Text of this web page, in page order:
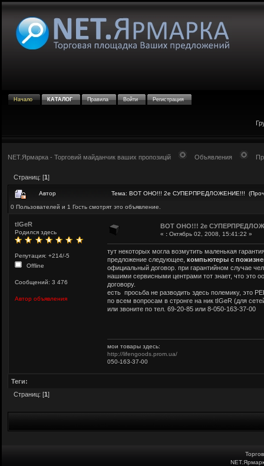
Начало КАТАЛОГ Правила Войти Регистрация
NET.Ярмарка - Торговий майданчик ваших пропозицій Объявления
Страниц: [1]
Автор Тема: ВОТ ОНО!!! 2е СУПЕРПРЕДЛОЖЕНИЕ!!!
0 Пользователей и 1 Гость смотрят это объявление.
tIGeR
Родился здесь
Репутация: +214/-5
Offline
Сообщений: 3 476
Автор объявления
ВОТ ОНО!!! 2е
« : Октябрь 02, 2008, 15:41:22 »
тут некоторых могла возмутить маленькая
предложение следующее, компьютеры с
официальный договор. при гарантийном случае
нашими сервисными центрами тот знает, что это
договору.
есть просьба не разводить здесь полемику,
по всем вопросам в стронге на ник tIGeR (для
или звоните по тел. 69-20-85 или 8-050-163-37-00
мои товары здесь:
http://lifengoods.prom.ua/
050-163-37-00
Теги:
Страниц: [1]